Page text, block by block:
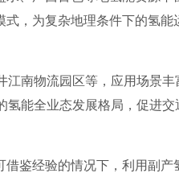
，为复杂地理条件下的氢
南物流园区等，应用场景丰
能全业态发展格局，促进
鉴经验的情况下，利用副产